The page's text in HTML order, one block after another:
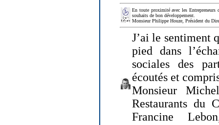
En toute proximité avec les
souhaits de bon développement.
Monsieur Philippe Houze, Président du
J’ai le sentiment
pied dans
sociales des
écoutés et
Monsieur
Restaurants du
Francine